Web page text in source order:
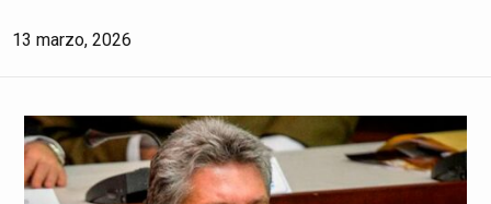
13 marzo, 2026